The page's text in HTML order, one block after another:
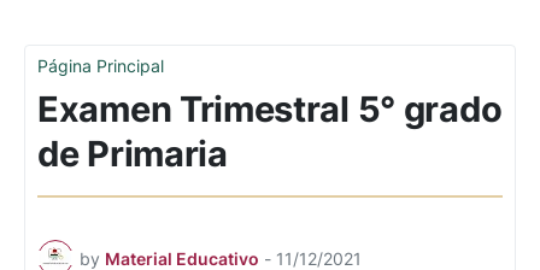
Página Principal
Examen Trimestral 5° grado
de Primaria
by Material Educativo - 11/12/2021